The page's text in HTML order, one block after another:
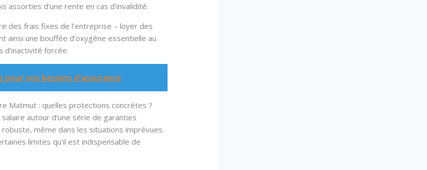
d’une rente en cas d’invalidité.
des frais fixes de l’entreprise – loyer des
ainsi une bouffée d’oxygène essentielle au
d’inactivité forcée.
vos besoins d'assurance
Matmut : quelles protections concrètes ?
autour d’une série de garanties
même dans les situations imprévues.
limites qu’il est indispensable de